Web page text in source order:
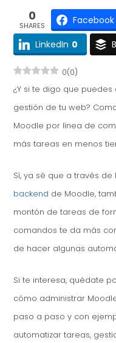
0
SHARES Facebook
LinkedIn 0
0(0)
¿Y si te digo que
gestión de tu web?
Moodle por línea de
más tareas en menos
Sí, ya sé que a través
backend de Moodle,
montón de tareas de
comandos te da más
de hacer algunas
Si te interesa, quédate
cómo administrar
paso a paso y con
automatizar tareas,